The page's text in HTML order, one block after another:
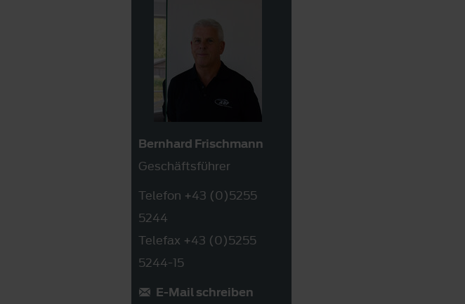
Bernhard Frischmann
Geschäftsführer
Telefon +43 (0)5255
5244
Telefax +43 (0)5255
5244-15
E-Mail schreiben